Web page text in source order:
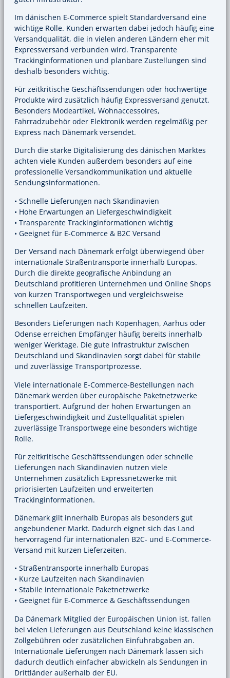
Im dänischen E-Commerce spielt Standardversand eine
wichtige Rolle. Kunden erwarten dabei jedoch häufig eine
Versandqualität, die in vielen anderen Ländern eher mit
Expressversand verbunden wird. Transparente
Trackinginformationen und planbare Zustellungen sind
deshalb besonders wichtig.
Für zeitkritische Geschäftssendungen oder hochwertige
Produkte wird zusätzlich häufig Expressversand genutzt.
Besonders Modeartikel, Wohnaccessoires,
Fahrradzubehör oder Elektronik werden regelmäßig per
Express nach Dänemark versendet.
Durch die starke Digitalisierung des dänischen Marktes
achten viele Kunden außerdem besonders auf eine
professionelle Versandkommunikation und aktuelle
Sendungsinformationen.
• Schnelle Lieferungen nach Skandinavien
• Hohe Erwartungen an Liefergeschwindigkeit
• Transparente Trackinginformationen wichtig
• Geeignet für E-Commerce & B2C Versand
Der Versand nach Dänemark erfolgt überwiegend über
internationale Straßentransporte innerhalb Europas.
Durch die direkte geografische Anbindung an
Deutschland profitieren Unternehmen und Online Shops
von kurzen Transportwegen und vergleichsweise
schnellen Laufzeiten.
Besonders Lieferungen nach Kopenhagen, Aarhus oder
Odense erreichen Empfänger häufig bereits innerhalb
weniger Werktage. Die gute Infrastruktur zwischen
Deutschland und Skandinavien sorgt dabei für stabile
und zuverlässige Transportprozesse.
Viele internationale E-Commerce-Bestellungen nach
Dänemark werden über europäische Paketnetzwerke
transportiert. Aufgrund der hohen Erwartungen an
Liefergeschwindigkeit und Zustellqualität spielen
zuverlässige Transportwege eine besonders wichtige
Rolle.
Für zeitkritische Geschäftssendungen oder schnelle
Lieferungen nach Skandinavien nutzen viele
Unternehmen zusätzlich Expressnetzwerke mit
priorisierten Laufzeiten und erweiterten
Trackinginformationen.
Dänemark gilt innerhalb Europas als besonders gut
angebundener Markt. Dadurch eignet sich das Land
hervorragend für internationalen B2C- und E-Commerce-
Versand mit kurzen Lieferzeiten.
• Straßentransporte innerhalb Europas
• Kurze Laufzeiten nach Skandinavien
• Stabile internationale Paketnetzwerke
• Geeignet für E-Commerce & Geschäftssendungen
Da Dänemark Mitglied der Europäischen Union ist, fallen
bei vielen Lieferungen aus Deutschland keine klassischen
Zollgebühren oder zusätzlichen Einfuhrabgaben an.
Internationale Lieferungen nach Dänemark lassen sich
dadurch deutlich einfacher abwickeln als Sendungen in
Drittländer außerhalb der EU.